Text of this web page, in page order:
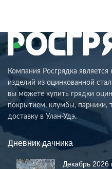
Компания Росгрядка
изделий из оцинкованной
вы можете купить грядки
покрытием, клумбы, парники,
доставку в Улан-Удэ.
Дневник дачника
Декабрь 2026